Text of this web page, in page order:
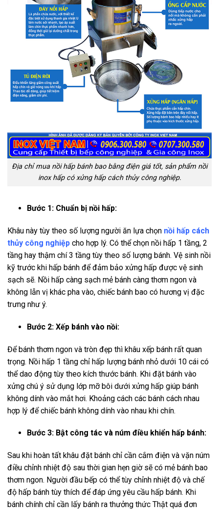
Địa chỉ mua nồi hấp bánh bao bằng điện giá tốt, sản phẩm nồi
inox hấp có xửng hấp cách thủy công nghiệp.
Bước 1: Chuẩn bị nồi hấp:
Khâu này tùy theo số lượng người ăn lựa chọn nồi hấp cách
thủy công nghiệp cho hợp lý. Có thể chọn nồi hấp 1 tầng, 2
tầng hay thậm chí 3 tầng tùy theo số lượng bánh. Vệ sinh nồi
kỹ trước khi hấp bánh để đảm bảo xửng hấp được vệ sinh
sạch sẽ. Nồi hấp càng sạch mẻ bánh càng thơm ngon và
không lẫn vị khác pha vào, chiếc bánh bao có hương vị đặc
trưng như ý.
Bước 2: Xếp bánh vào nồi:
Để bánh thơm ngon và tròn đẹp thì khâu xếp bánh rất quan
trọng. Nồi hấp 1 tầng chỉ hấp lượng bánh nhỏ dưới 10 cái có
thể dao động tùy theo kích thước bánh. Khi đặt bánh vào
xửng chú ý sử dụng lớp mỡ bôi dưới xửng hấp giúp bánh
không dính vào mắt hơi. Khoảng cách các bánh cách nhau
hợp lý để chiếc bánh không dính vào nhau khi chín.
Bước 3: Bật công tác và núm điều khiển hấp bánh:
Sau khi hoàn tất khâu đặt bánh chỉ cần cắm điện và vặn núm
điều chỉnh nhiệt độ sau thời gian hẹn giờ sẽ có mẻ bánh bao
thơm ngon. Người đầu bếp có thể tùy chỉnh nhiệt độ và chế
độ hấp bánh tùy thích để đáp ứng yêu cầu hấp bánh. Khi
bánh chính chỉ cần lấy bánh ra thưởng thức Thật quá đơn